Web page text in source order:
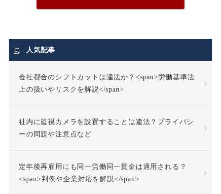
不当労働行為 不支給
不法行為責任
不活動仮眠時間 不眠症
人気記事
会社都合のシフトカットは違法か？<span>労働基準法
上の扱いやリスクを解説</span>
社内に監視カメラを設置することは違法？プライバシ
ーの問題や注意点など
定年後再雇用にも同一労働同一賃金は適用される？
<span>判例や企業対応を解説</span>